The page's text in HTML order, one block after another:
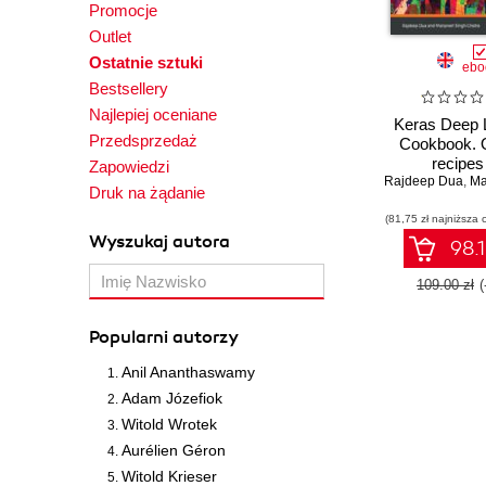
Promocje
Outlet
Ostatnie sztuki
Bestsellery
Najlepiej oceniane
Przedsprzedaż
Zapowiedzi
Druk na żądanie
Wyszukaj autora
Popularni autorzy
Anil Ananthaswamy
Adam Józefiok
Witold Wrotek
Aurélien Géron
Witold Krieser
Keras Deep
Cookbook.
Rajdeep Dua,
(81,75 zł najniższa
109.00 zł